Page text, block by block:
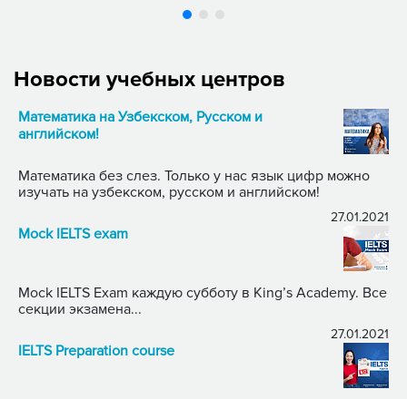
Новости учебных центров
Математика на Узбекском, Русском и
английском!
Математика без слез. Только у нас язык цифр можно
изучать на узбекском, русском и английском!
27.01.2021
Mock IELTS exam
Mock IELTS Exam каждую субботу в King’s Academy. Все
секции экзамена...
27.01.2021
IELTS Preparation course